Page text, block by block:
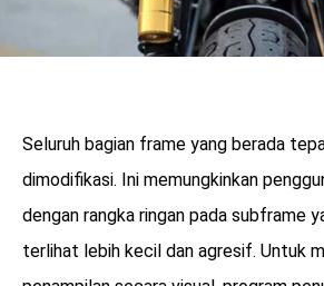
Seluruh bagian frame yang berada
dimodifikasi. Ini memungkinkan
dengan rangka ringan pada subframe
terlihat lebih kecil dan agresif. Untuk